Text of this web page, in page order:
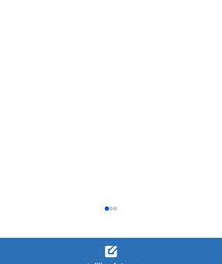
ウイーク期間の営業のお